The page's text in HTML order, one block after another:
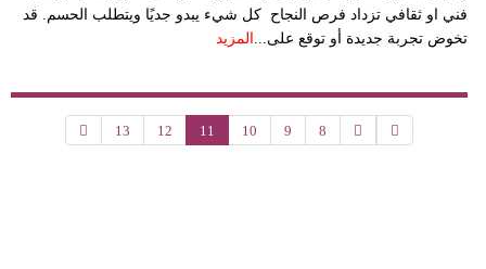
فني او ثقافي تزداد فرص النجاح كل شيء يبدو جديًا ويتطلب الحسم. قد
تخوض تجربة جديدة أو توقع على...
المزيد
8
9
10
11
12
13